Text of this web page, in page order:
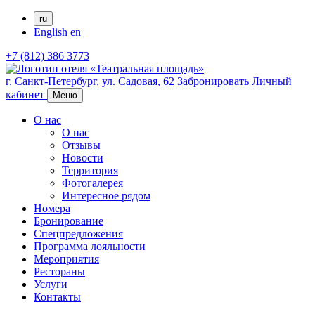
ru
English en
+7 (812) 386 3773
г. Санкт-Петербург, ул. Садовая, 62 Забронировать Личный
кабинет
Меню
О нас
О нас
Отзывы
Новости
Территория
Фотогалерея
Интересное рядом
Номера
Бронирование
Спецпредложения
Программа лояльности
Мероприятия
Рестораны
Услуги
Контакты